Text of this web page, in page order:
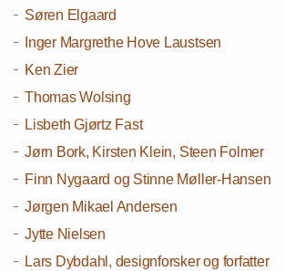
Søren Elgaard
Inger Margrethe Hove Laustsen
Ken Zier
Thomas Wolsing
Lisbeth Gjørtz Fast
Jørn Bork, Kirsten Klein, Steen Folmer
Finn Nygaard og Stinne Møller-Hansen
Jørgen Mikael Andersen
Jytte Nielsen
Lars Dybdahl, designforsker og forfatter